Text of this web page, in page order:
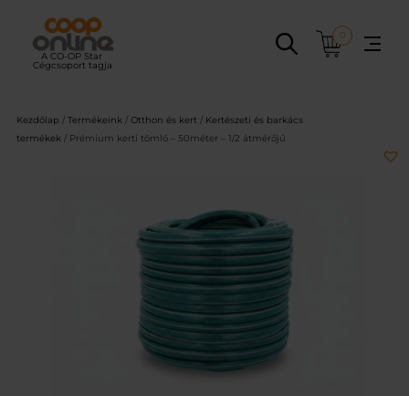
tartalomhoz
0
Kezdőlap / Termékeink / Otthon és kert / Kertészeti és barkács
termékek / Prémium kerti tömlő – 50méter – 1/2 átmérőjű